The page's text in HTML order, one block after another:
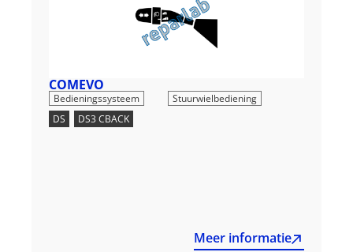
COMEVO
Bedieningssysteem
Stuurwielbediening
DS
DS3 CBACK
Meer informatie